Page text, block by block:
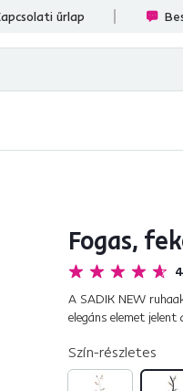
űrlap
Fogas,
A SADIK NEW
elegáns elemet
Szín-részletes